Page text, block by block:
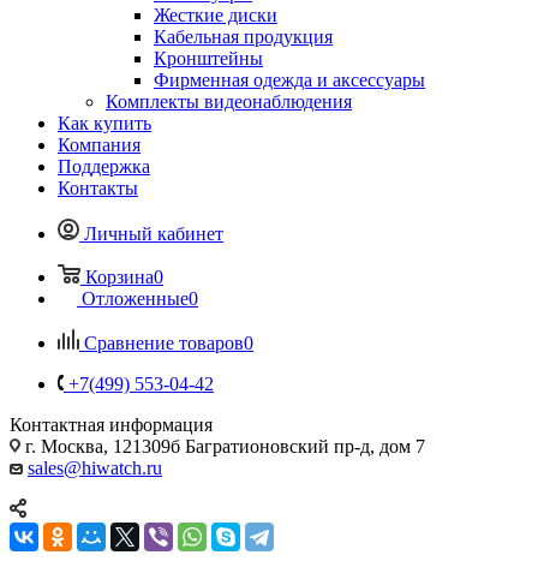
Жесткие диски
Кабельная продукция
Кронштейны
Фирменная одежда и аксессуары
Комплекты видеонаблюдения
Как купить
Компания
Поддержка
Контакты
Личный кабинет
Корзина0
Отложенные0
Сравнение товаров0
+7(499) 553-04-42
Контактная информация
г. Москва, 121309б Багратионовский пр-д, дом 7
sales@hiwatch.ru